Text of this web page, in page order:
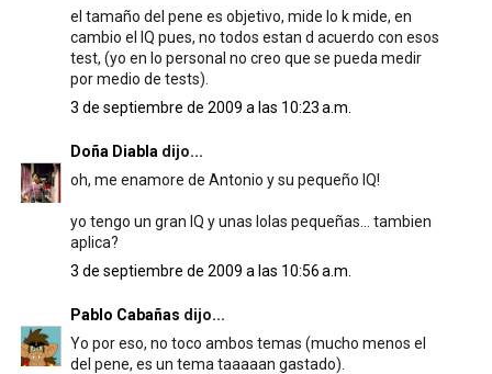
el tamaño del pene es objetivo, mide lo k mide, en
cambio el IQ pues, no todos estan d acuerdo con esos
test, (yo en lo personal no creo que se pueda medir
por medio de tests).
3 de septiembre de 2009 a las 10:23 a.m.
Doña Diabla dijo...
oh, me enamore de Antonio y su pequeño IQ!
yo tengo un gran IQ y unas lolas pequeñas... tambien
aplica?
3 de septiembre de 2009 a las 10:56 a.m.
Pablo Cabañas dijo...
Yo por eso, no toco ambos temas (mucho menos el
del pene, es un tema taaaaan gastado).